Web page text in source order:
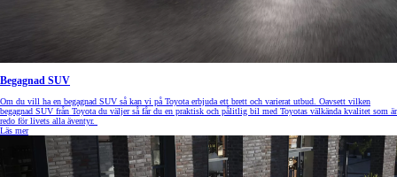
Begagnad SUV
Om du vill ha en begagnad SUV så kan vi på Toyota erbjuda ett brett och varierat utbud. Oavsett vilken
begagnad SUV från Toyota du väljer så får du en praktisk och pålitlig bil med Toyotas välkända kvalitet som är
redo för livets alla äventyr.
Läs mer